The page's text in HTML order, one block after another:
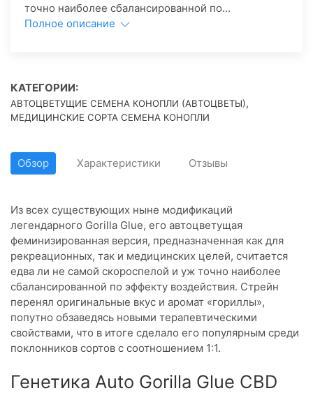
точно наиболее сбалансированной по...
Полное описание
КАТЕГОРИИ:
АВТОЦВЕТУЩИЕ СЕМЕНА КОНОПЛИ (АВТОЦВЕТЫ),
МЕДИЦИНСКИЕ СОРТА СЕМЕНА КОНОПЛИ
Обзор Характеристики Отзывы
Из всех существующих ныне модификаций
легендарного Gorilla Glue, его автоцветущая
феминизированная версия, предназначенная как для
рекреационных, так и медицинских целей, считается
едва ли не самой скороспелой и уж точно наиболее
сбалансированной по эффекту воздействия. Стрейн
перенял оригинальные вкус и аромат «гориллы»,
попутно обзаведясь новыми терапевтическими
свойствами, что в итоге сделало его популярным среди
поклонников сортов с соотношением 1:1.
Генетика Auto Gorilla Glue CBD